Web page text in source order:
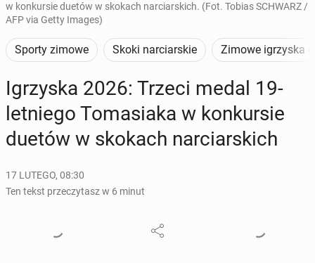
w konkursie duetów w skokach narciarskich. (Fot. Tobias SCHWARZ /
AFP via Getty Images)
Sporty zimowe Skoki narciarskie Zimowe igrzyska
Igrzy­ska 2026: Trzeci medal 19-
let­nie­go To­ma­sia­ka w kon­kur­sie
duetów w skokach nar­ciar­skich
17 LUTEGO, 08:30
Ten tekst przeczytasz w 6 minut